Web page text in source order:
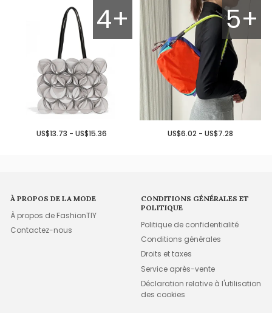
4+
US$13.73 - US$15.36
5+
US$6.02 - US$7.28
À PROPOS DE LA MODE
À propos de FashionTIY
Contactez-nous
CONDITIONS GÉNÉRALES ET
POLITIQUE
Politique de confidentialité
Conditions générales
Droits et taxes
Service après-vente
Déclaration relative à l'utilisation
des cookies